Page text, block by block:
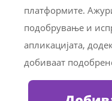
платформите.
подобрување и
апликацијата,
добиваат